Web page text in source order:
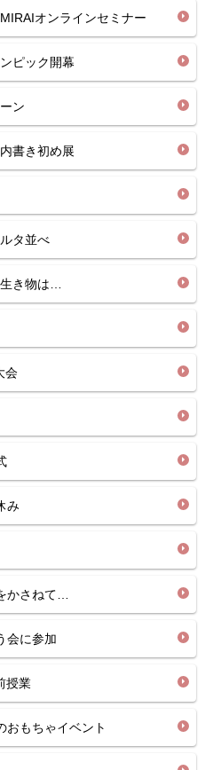
オンラインセミナー
ピック開幕
ン
書き初め展
タ並べ
き物は…
会
み
さねて…
会に参加
授業
もちゃイベント